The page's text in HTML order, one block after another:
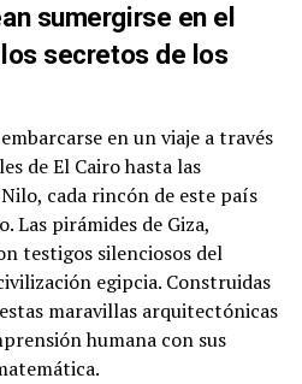
sumergirse en el
secretos de los
en un viaje a través
de El Cairo hasta las
cada rincón de este país
Las pirámides de Giza,
testigos silenciosos del
egipcia. Construidas
maravillas arquitectónicas
humana con sus